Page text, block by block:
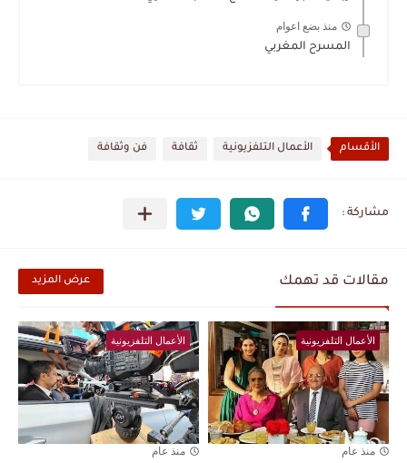
منذ بضع اعوام
المسرح المغربي
الأقسام الأعمال التلفزيونية ثقافة فن وثقافة
مقالات قد تهمك عرض المزيد
الأعمال التلفزيونية
منذ عام
الأعمال التلفزيونية
منذ عام